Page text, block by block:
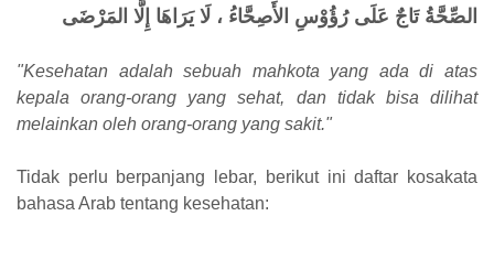
الصِّحَّةُ تَاجٌ عَلَى رُؤُوْسِ الأَصِحَّاءُ ، لَا يَرَاهَا إِلَّا المَرْضَى
"Kesehatan adalah sebuah mahkota yang ada di atas
kepala orang-orang yang sehat, dan tidak bisa dilihat
melainkan oleh orang-orang yang sakit."
Tidak perlu berpanjang lebar, berikut ini daftar kosakata
bahasa Arab tentang kesehatan: